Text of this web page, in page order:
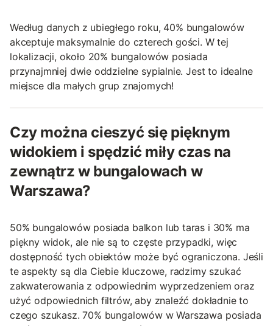
Według danych z ubiegłego roku, 40% bungalowów
akceptuje maksymalnie do czterech gości. W tej
lokalizacji, około 20% bungalowów posiada
przynajmniej dwie oddzielne sypialnie. Jest to idealne
miejsce dla małych grup znajomych!
Czy można cieszyć się pięknym
widokiem i spędzić miły czas na
zewnątrz w bungalowach w
Warszawa?
50% bungalowów posiada balkon lub taras i 30% ma
piękny widok, ale nie są to częste przypadki, więc
dostępność tych obiektów może być ograniczona. Jeśli
te aspekty są dla Ciebie kluczowe, radzimy szukać
zakwaterowania z odpowiednim wyprzedzeniem oraz
użyć odpowiednich filtrów, aby znaleźć dokładnie to
czego szukasz. 70% bungalowów w Warszawa posiada